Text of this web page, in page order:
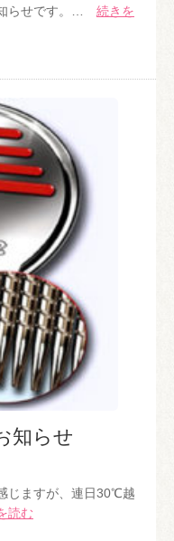
らせです。… 続きを
知らせ
じますが、連日30℃越
読む